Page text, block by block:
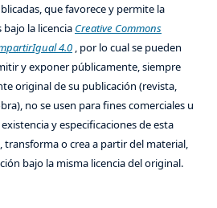
que favorece y permite la
la licencia Creative Commons
4.0, por lo cual se pueden
y exponer públicamente, siempre
original de su publicación (revista,
no se usen para fines comerciales u
y especificaciones de esta
transforma o crea a partir del material,
bajo la misma licencia del original.